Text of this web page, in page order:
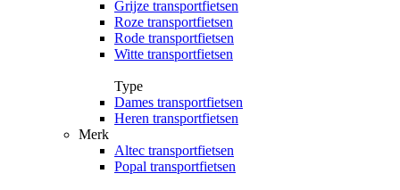
Grijze transportfietsen
Roze transportfietsen
Rode transportfietsen
Witte transportfietsen
Type
Dames transportfietsen
Heren transportfietsen
Merk
Altec transportfietsen
Popal transportfietsen